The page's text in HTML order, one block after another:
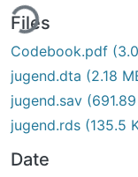
Files
Codebook.pdf
jugend.dta (2.18
jugend.sav
jugend.rds (135.5
Date